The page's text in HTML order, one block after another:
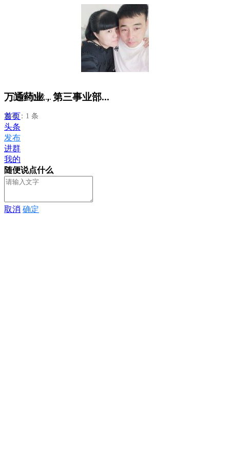
万通药业，第三事业部...
发布：1 条
正在加载...
首页
头条
发布
进群
我的
随便说点什么
取消 确定